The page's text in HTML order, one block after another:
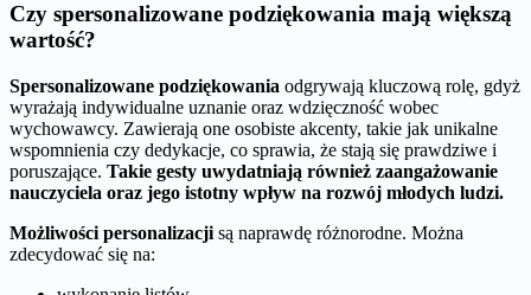
Czy spersonalizowane podziękowania mają większą
wartość?
Spersonalizowane podziękowania odgrywają kluczową rolę, gdyż
wyrażają indywidualne uznanie oraz wdzięczność wobec
wychowawcy. Zawierają one osobiste akcenty, takie jak unikalne
wspomnienia czy dedykacje, co sprawia, że stają się prawdziwe i
poruszające. Takie gesty uwydatniają również zaangażowanie
nauczyciela oraz jego istotny wpływ na rozwój młodych ludzi.
Możliwości personalizacji są naprawdę różnorodne. Można
zdecydować się na: